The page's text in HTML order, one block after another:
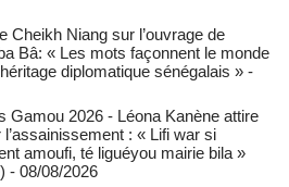
Cheikh Niang sur l’ouvrage de
Bâ: « Les mots façonnent le monde
diplomatique sénégalais » -
Gamou 2026 - Léona Kanène attire
l’assainissement : « Lifi war si
amoufi, té liguéyou mairie bila »
- 08/08/2026